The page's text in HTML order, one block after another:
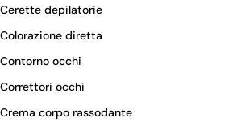
Cerette depilatorie
Colorazione diretta
Contorno occhi
Correttori occhi
Crema corpo rassodante